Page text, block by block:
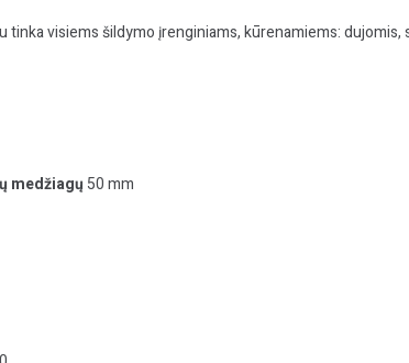
visiems šildymo įrenginiams, kūrenamiems:
medžiagų 50 mm